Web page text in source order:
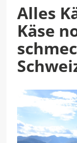
Alles
Käse